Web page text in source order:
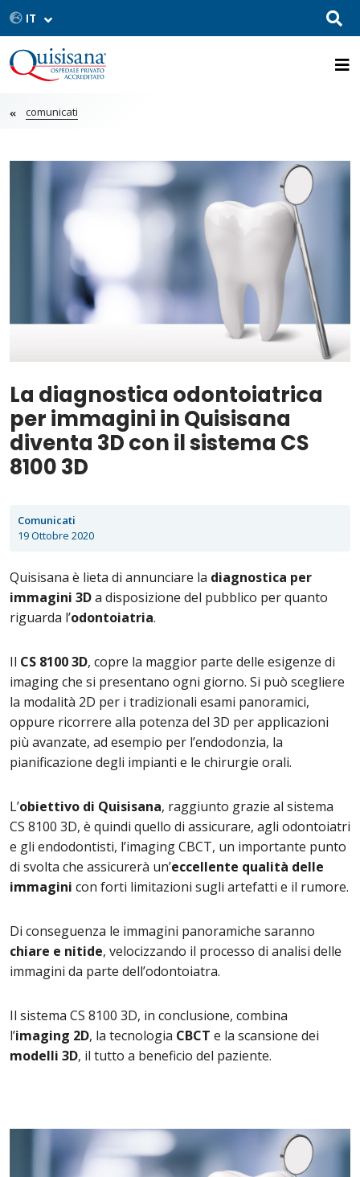
comunicati
La diagnostica odontoiatrica
per immagini in Quisisana
diventa 3D con il sistema CS
8100 3D
Comunicati
19 Ottobre 2020
Quisisana è lieta di annunciare la diagnostica per
immagini 3Da disposizione del pubblico per quanto
riguarda l’odontoiatria.
Il CS 8100 3D, copre la maggior parte delle esigenze di
imaging che si presentano ogni giorno. Si può scegliere
la modalità 2D per i tradizionali esami panoramici,
oppure ricorrere alla potenza del 3D per applicazioni
più avanzate, ad esempio per l’endodonzia, la
pianificazione degli impianti e le chirurgie orali.
L’obiettivo di Quisisana, raggiunto grazie al sistema
CS 8100 3D, è quindi quello di assicurare, agli odontoiatri
e gli endodontisti, l’imaging CBCT, un importante punto
di svolta che assicurerà un’eccellente qualità delle
immagini con forti limitazioni sugli artefatti e il rumore.
Di conseguenza le immagini panoramiche saranno
chiare e nitide, velocizzando il processo di analisi delle
immagini da parte dell’odontoiatra.
Il sistema CS 8100 3D, in conclusione, combina
l’imaging 2D, la tecnologia CBCT e la scansione dei
modelli 3D, il tutto a beneficio del paziente.